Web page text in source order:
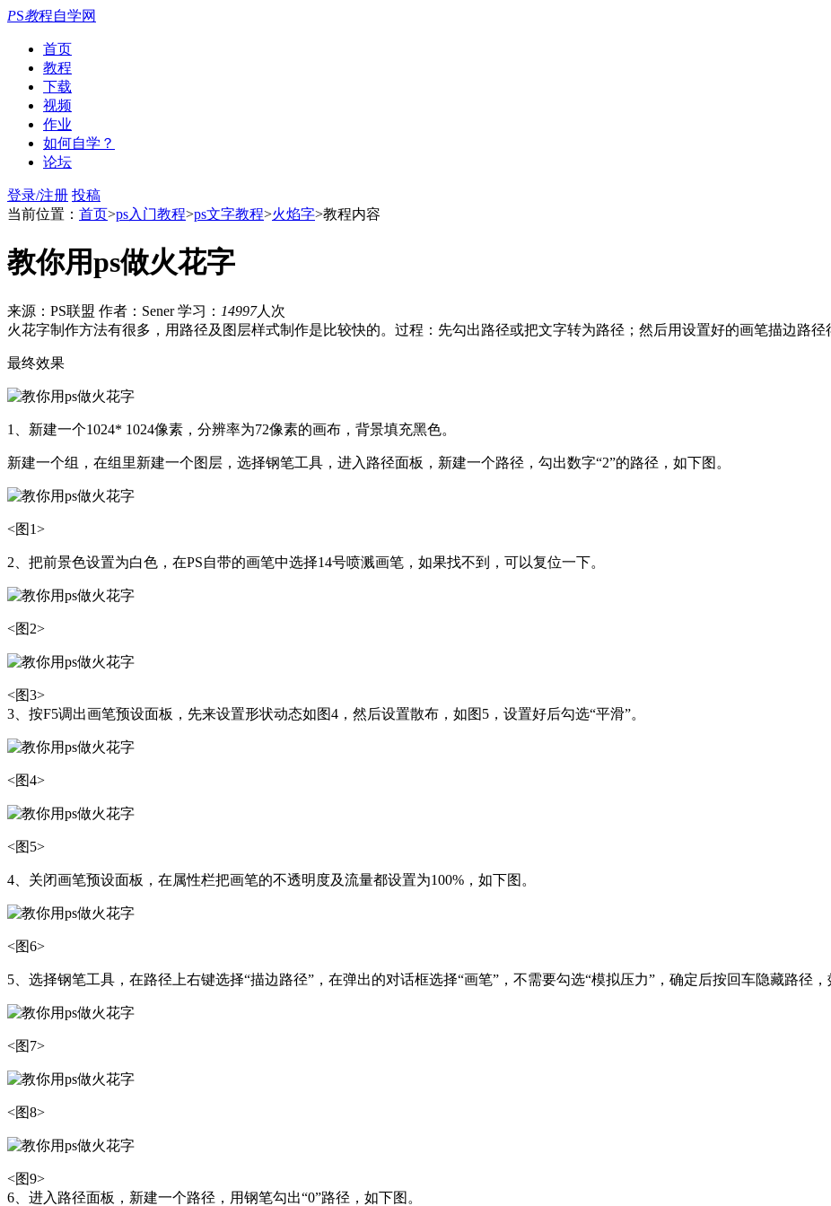
PS教程自学网
首页
教程
下载
视频
作业
如何自学？
论坛
登录/注册 投稿
当前位置： 首页>ps入门教程>ps文字教程>火焰字>教程内容
教你用ps做火花字
来源：PS联盟 作者：Sener 学习： 14997人次
火花字制作方法有很多，用路径及图层样式制作是比较快的。过程：先勾出路径或把文字转为路径；然后用设置好的画笔描边路
最终效果
1、新建一个1024* 1024像素，分辨率为72像素的画布，背景填充黑色。
新建一个组，在组里新建一个图层，选择钢笔工具，进入路径面板，新建一个路径，勾出数字“2”的路径，如下图。
<图1>
2、把前景色设置为白色，在PS自带的画笔中选择14号喷溅画笔，如果找不到，可以复位一下。
<图2>
<图3>
3、按F5调出画笔预设面板，先来设置形状动态如图4，然后设置散布，如图5，设置好后勾选“平滑”。
<图4>
<图5>
4、关闭画笔预设面板，在属性栏把画笔的不透明度及流量都设置为100%，如下图。
<图6>
5、选择钢笔工具，在路径上右键选择“描边路径”，在弹出的对话框选择“画笔”，不需要勾选“模拟压力”，确定后按回车隐藏路径，
<图7>
<图8>
<图9>
6、进入路径面板，新建一个路径，用钢笔勾出“0”路径，如下图。